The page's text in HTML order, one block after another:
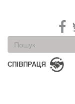
Пошукова
форма
Пошук
СПІВПРАЦЯ